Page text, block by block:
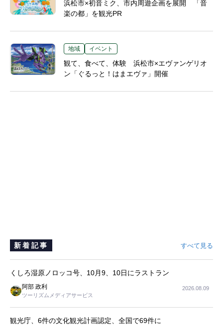
浜松市×初音ミク、市内周遊企画を展開 「音
楽の都」を観光PR
地域 イベント
観て、食べて、体験 浜松市×エヴァンゲリオ
ン「ぐるっと！はまエヴァ」開催
新着記事 すべて見る
くしろ湿原ノロッコ号、10月9、10日にラストラン
阿部 政利
ツーリズムメディアサービス
2026.08.09
観光庁、6件の文化観光計画認定、全国で69件に